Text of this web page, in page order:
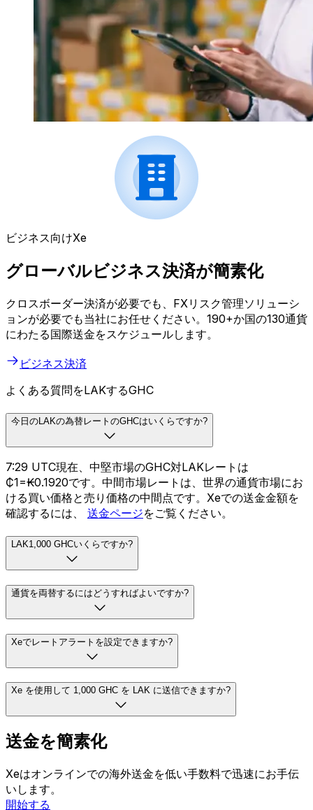
ビジネス向けXe
グローバルビジネス決済が簡素化
クロスボーダー決済が必要でも、FXリスク管理ソリューシ
ョンが必要でも当社にお任せください。190+か国の130通貨
にわたる国際送金をスケジュールします。
ビジネス決済
よくある質問をLAKするGHC
今日のLAKの為替レートのGHCはいくらですか?
7:29 UTC現在、中堅市場のGHC対LAKレートは
₵1=₭0.1920です。中間市場レートは、世界の通貨市場にお
ける買い価格と売り価格の中間点です。Xeでの送金金額を
確認するには、 送金ページをご覧ください。
LAK1,000 GHCいくらですか?
通貨を両替するにはどうすればよいですか?
Xeでレートアラートを設定できますか?
Xe を使用して 1,000 GHC を LAK に送信できますか?
送金を簡素化
Xeはオンラインでの海外送金を低い手数料で迅速にお手伝
いします。
開始する